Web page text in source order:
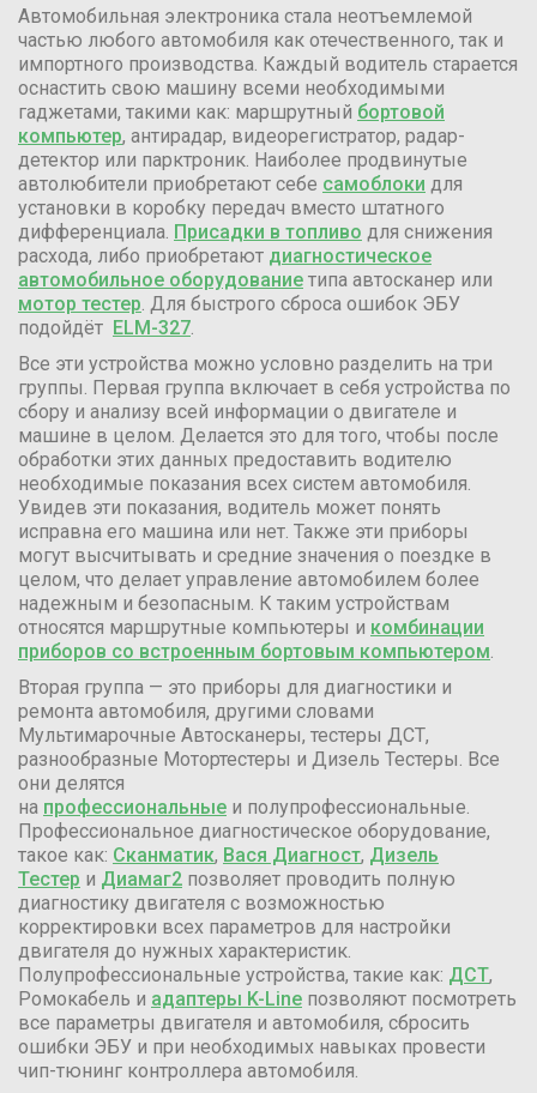
Автомобильная электроника стала неотъемлемой
частью любого автомобиля как отечественного, так и
импортного производства. Каждый водитель старается
оснастить свою машину всеми необходимыми
гаджетами, такими как: маршрутный бортовой
компьютер, антирадар, видеорегистратор, радар-
детектор или парктроник. Наиболее продвинутые
автолюбители приобретают себе самоблоки для
установки в коробку передач вместо штатного
дифференциала. Присадки в топливо для снижения
расхода, либо приобретают диагностическое
автомобильное оборудование типа автосканер или
мотор тестер. Для быстрого сброса ошибок ЭБУ
подойдёт ELM-327.
Все эти устройства можно условно разделить на три
группы. Первая группа включает в себя устройства по
сбору и анализу всей информации о двигателе и
машине в целом. Делается это для того, чтобы после
обработки этих данных предоставить водителю
необходимые показания всех систем автомобиля.
Увидев эти показания, водитель может понять
исправна его машина или нет. Также эти приборы
могут высчитывать и средние значения о поездке в
целом, что делает управление автомобилем более
надежным и безопасным. К таким устройствам
относятся маршрутные компьютеры и комбинации
приборов со встроенным бортовым компьютером.
Вторая группа — это приборы для диагностики и
ремонта автомобиля, другими словами
Мультимарочные Автосканеры, тестеры ДСТ,
разнообразные Мотортестеры и Дизель Тестеры. Все
они делятся
на профессиональные и полупрофессиональные.
Профессиональное диагностическое оборудование,
такое как: Сканматик, Вася Диагност, Дизель
Тестер и Диамаг2 позволяет проводить полную
диагностику двигателя с возможностью
корректировки всех параметров для настройки
двигателя до нужных характеристик.
Полупрофессиональные устройства, такие как: ДСТ,
Ромокабель и адаптеры K-Line позволяют посмотреть
все параметры двигателя и автомобиля, сбросить
ошибки ЭБУ и при необходимых навыках провести
чип-тюнинг контроллера автомобиля.